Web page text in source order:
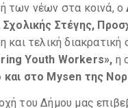
των νέων στα κοινά, ο
Σχολικής Στέγης,
και τελική
Youth Workers», η
στο Mysen της
του Δήμου μας